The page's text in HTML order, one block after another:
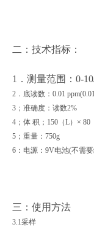
二：技术指标：
1．测量范围：0-
2．底读数：0.01
3；准确度：读数2%
4；体 积；150（L）× 80
5；重量：750g
6：电源：9V电池(不需
三：使用方法
3.1采样